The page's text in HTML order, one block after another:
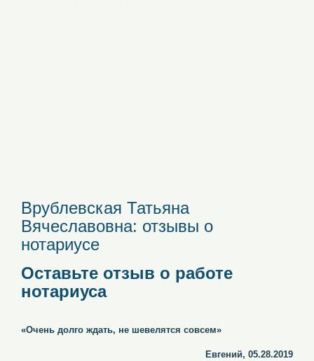
Врублевская Татьяна
Вячеславовна: отзывы о
нотариусе
Оставьте отзыв о работе
нотариуса
«Очень долго ждать, не шевелятся совсем»
Евгений, 05.28.2019